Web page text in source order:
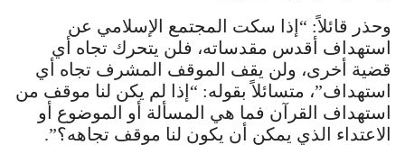
وحذر قائلاً: “إذا سكت المجتمع الإسلامي عن
استهداف أقدس مقدساته، فلن يتحرك تجاه أي
قضية أخرى، ولن يقف الموقف المشرف تجاه أي
استهداف”، متسائلاً بقوله: “إذا لم يكن لنا موقف من
استهداف القرآن فما هي المسألة أو الموضوع أو
الاعتداء الذي يمكن أن يكون لنا موقف تجاهه؟”.